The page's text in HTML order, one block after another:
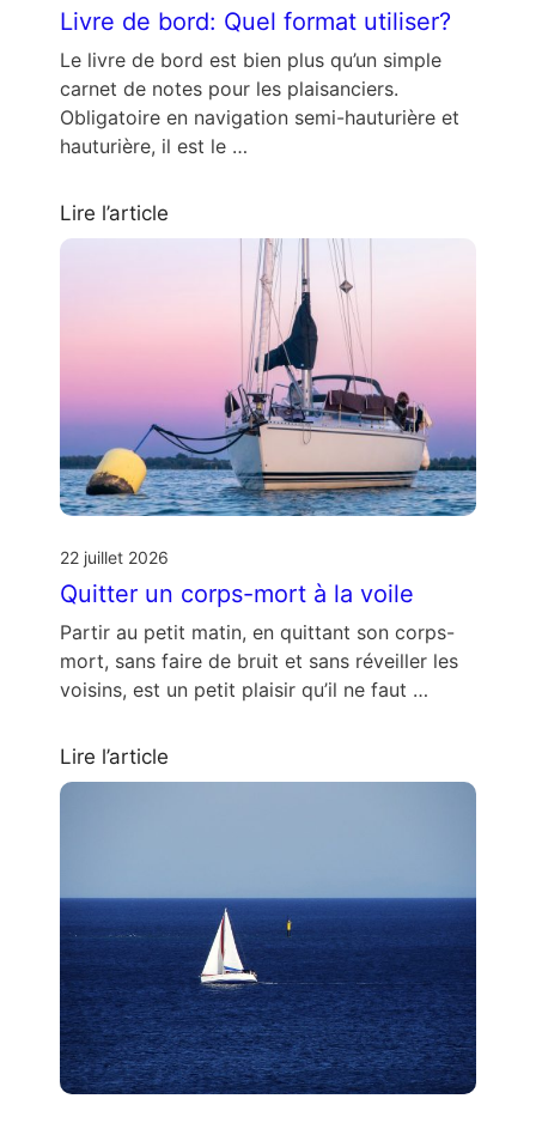
Livre de bord: Quel format utiliser?
Le livre de bord est bien plus qu’un simple
carnet de notes pour les plaisanciers.
Obligatoire en navigation semi-hauturière et
hauturière, il est le …
Lire l’article
22 juillet 2026
Quitter un corps-mort à la voile
Partir au petit matin, en quittant son corps-
mort, sans faire de bruit et sans réveiller les
voisins, est un petit plaisir qu’il ne faut …
Lire l’article